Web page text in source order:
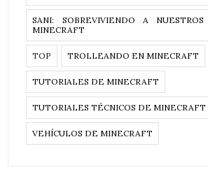
SANI: SOBREVIVIENDO A
MINECRAFT
TOP TROLLEANDO EN MINECRAFT
TUTORIALES DE MINECRAFT
TUTORIALES TÉCNICOS DE MINECRAFT
VEHÍCULOS DE MINECRAFT